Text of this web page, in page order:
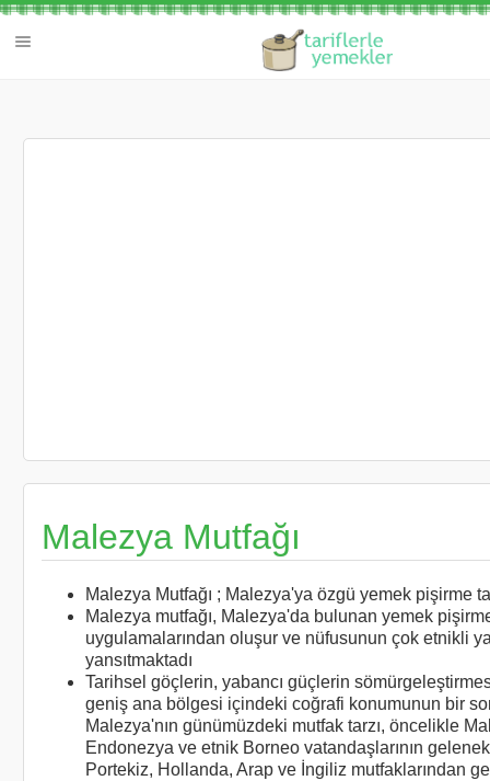
Malezya Mutfağı
Malezya Mutfağı ; Malezya'ya özgü yemek pişirme
Malezya mutfağı, Malezya'da bulunan yemek
uygulamalarından oluşur ve nüfusunun çok etnikli
yansıtmaktadı
Tarihsel göçlerin, yabancı güçlerin
geniş ana bölgesi içindeki coğrafi konumunun bir
Malezya'nın günümüzdeki mutfak tarzı, öncelikle
Endonezya ve etnik Borneo vatandaşlarının
Portekiz, Hollanda, Arap ve İngiliz mutfaklarından